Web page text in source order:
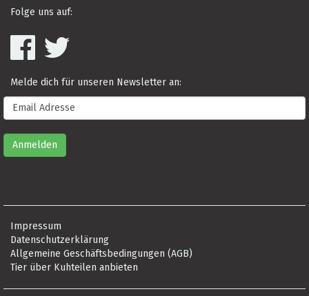
Folge uns auf:
Melde dich für unseren Newsletter an:
Impressum
Datenschutzerklärung
Allgemeine Geschäftsbedingungen (AGB)
Tier über Kuhteilen anbieten